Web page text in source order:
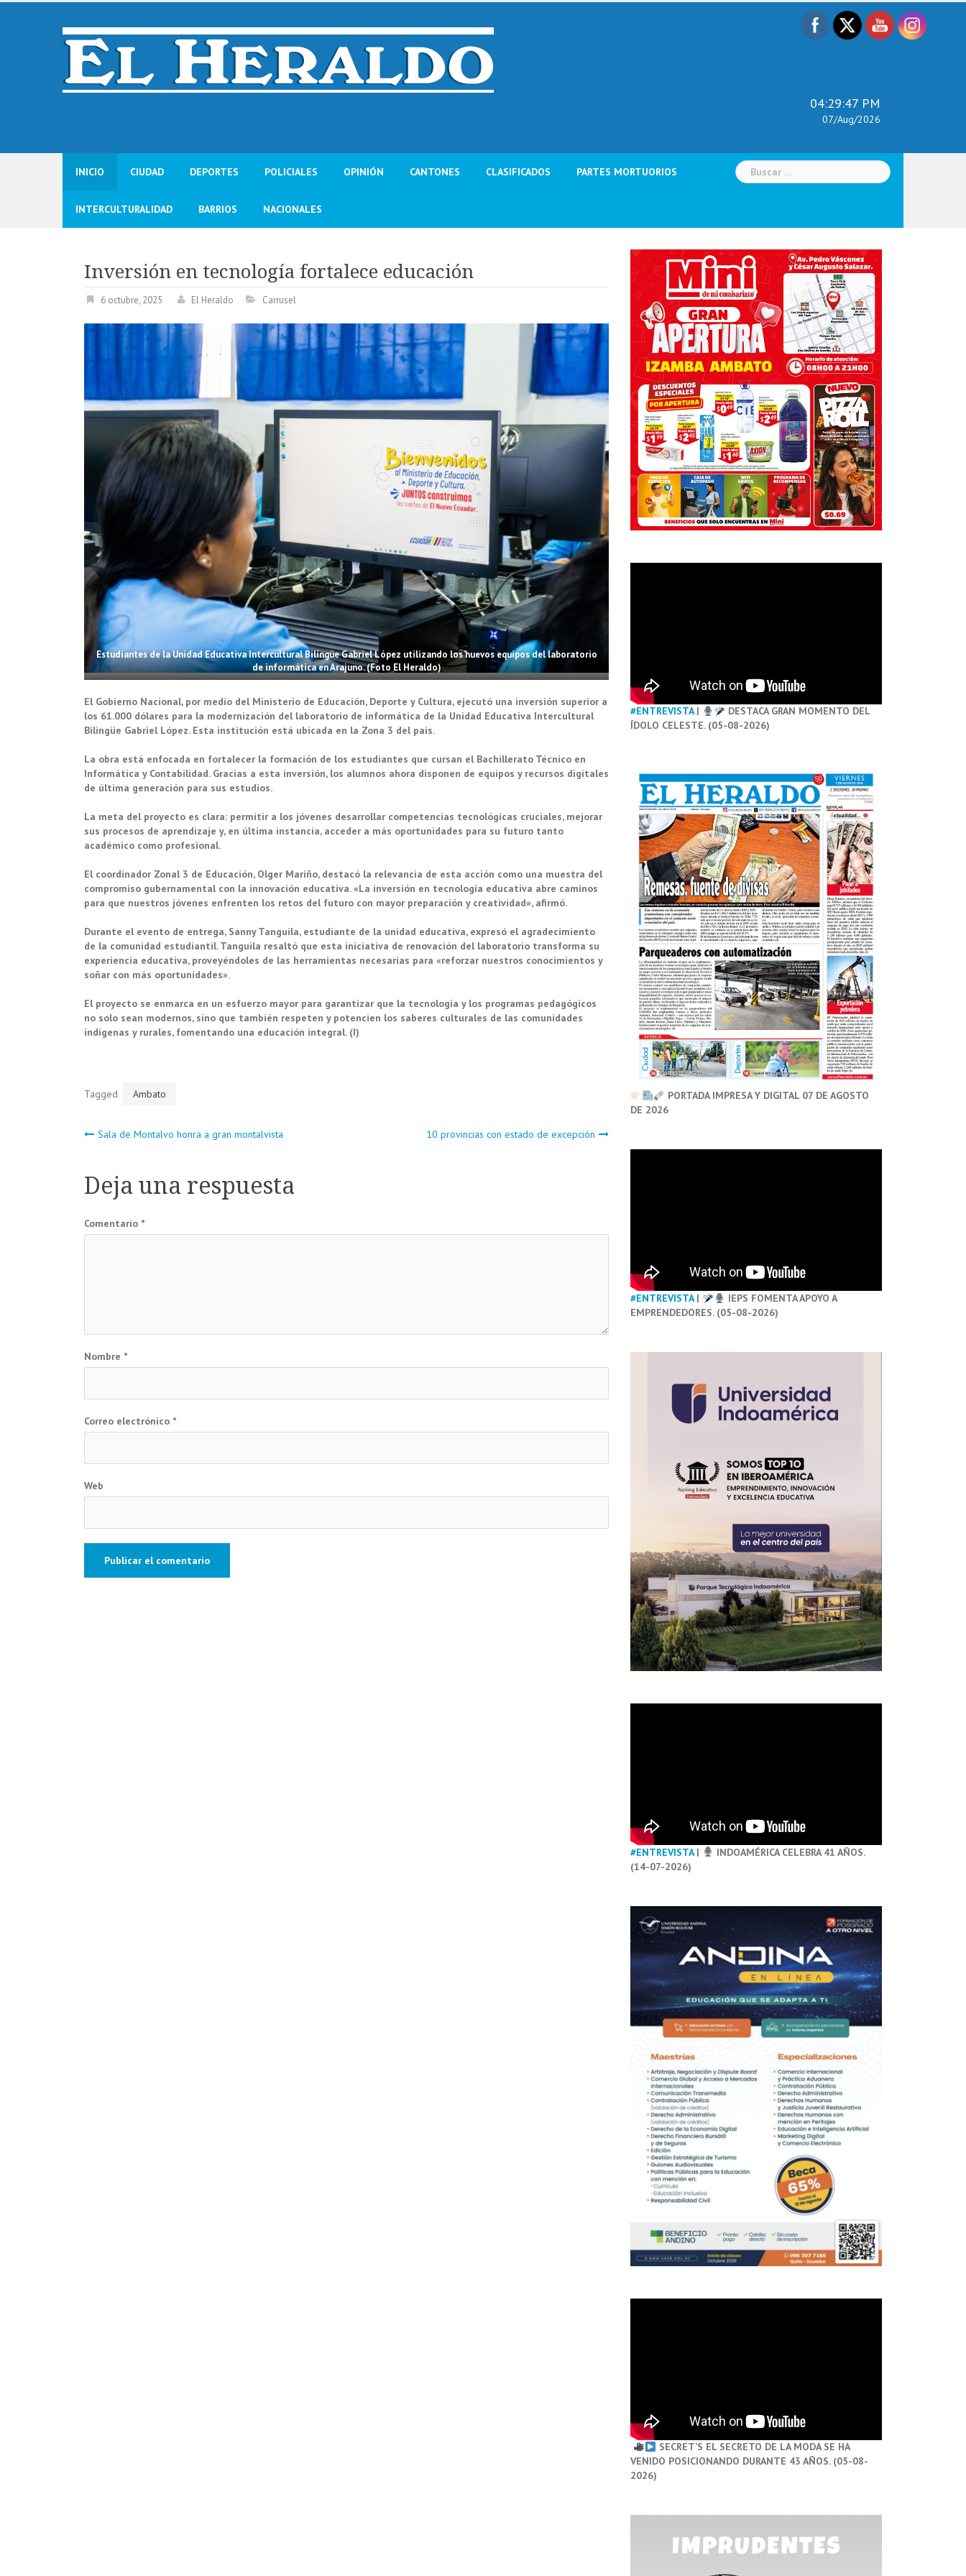
Skip
04:29:48 PM
07/Aug/2026
INICIO CIUDAD DEPORTES POLICIALES OPINIÓN CANTONES CLASIFICADOS PARTES MORTUORIOS
INTERCULTURALIDAD BARRIOS NACIONALES
Buscar:
Inversión en tecnología fortalece educación
6 octubre, 2025 El Heraldo Carrusel
Estudiantes de la Unidad Educativa Intercultural Bilingüe Gabriel López utilizando los nuevos equipos del laboratorio
de informática en Arajuno. (Foto El Heraldo)
El Gobierno Nacional, por medio del Ministerio de Educación, Deporte y Cultura, ejecutó una inversión superior a
los 61.000 dólares para la modernización del laboratorio de informática de la Unidad Educativa Intercultural
Bilingüe Gabriel López. Esta institución está ubicada en la Zona 3 del país.
La obra está enfocada en fortalecer la formación de los estudiantes que cursan el Bachillerato Técnico en
Informática y Contabilidad. Gracias a esta inversión, los alumnos ahora disponen de equipos y recursos digitales
de última generación para sus estudios.
La meta del proyecto es clara: permitir a los jóvenes desarrollar competencias tecnológicas cruciales, mejorar
sus procesos de aprendizaje y, en última instancia, acceder a más oportunidades para su futuro tanto
académico como profesional.
El coordinador Zonal 3 de Educación, Olger Mariño, destacó la relevancia de esta acción como una muestra del
compromiso gubernamental con la innovación educativa. «La inversión en tecnología educativa abre caminos
para que nuestros jóvenes enfrenten los retos del futuro con mayor preparación y creatividad», afirmó.
Durante el evento de entrega, Sanny Tanguila, estudiante de la unidad educativa, expresó el agradecimiento
de la comunidad estudiantil. Tanguila resaltó que esta iniciativa de renovación del laboratorio transforma su
experiencia educativa, proveyéndoles de las herramientas necesarias para «reforzar nuestros conocimientos y
soñar con más oportunidades».
El proyecto se enmarca en un esfuerzo mayor para garantizar que la tecnología y los programas pedagógicos
no solo sean modernos, sino que también respeten y potencien los saberes culturales de las comunidades
indígenas y rurales, fomentando una educación integral. (I)
Tagged Ambato
Navegación
de
entradas
Sala de Montalvo honra a gran montalvista 10 provincias con estado de excepción
Deja una respuesta
Comentario *
Nombre *
Correo electrónico *
Web
#ENTREVISTA|
DESTACA GRAN MOMENTO DEL
ÍDOLO CELESTE. (05-08-2026)
PORTADA IMPRESA Y DIGITAL 07 DE AGOSTO
DE 2026
#ENTREVISTA|
IEPS FOMENTA APOYO A
EMPRENDEDORES. (05-08-2026)
#ENTREVISTA|
INDOAMÉRICA CELEBRA 41 AÑOS.
(14-07-2026)
SECRET’S EL SECRETO DE LA MODA SE HA
VENIDO POSICIONANDO DURANTE 43 AÑOS. (05-08-
2026)